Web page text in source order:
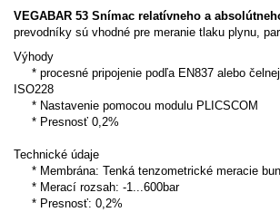
VEGABAR 53 Snímac relatívneho a
prevodníky sú vhodné pre meranie tlaku plynu,
Výhody
* procesné pripojenie podľa EN837 alebo
ISO228
* Nastavenie pomocou modulu PLICSCOM
* Presnosť 0,2%
Technické údaje
* Membrána: Tenká tenzometrické meracie
* Merací rozsah: -1...600bar
* Presnosť: 0,2%